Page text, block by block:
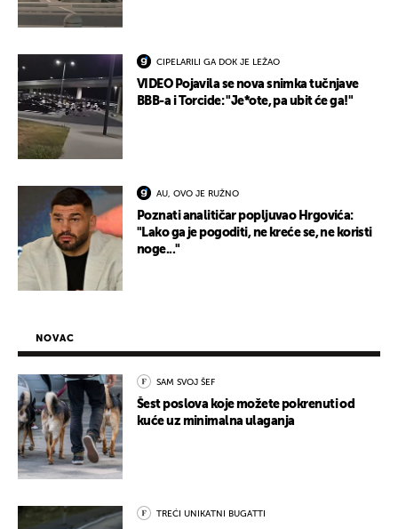
CIPELARILI GA DOK JE LEŽAO
VIDEO Pojavila se nova snimka tučnjave
BBB-a i Torcide: "Je*ote, pa ubit će ga!"
AU, OVO JE RUŽNO
Poznati analitičar popljuvao Hrgovića:
"Lako ga je pogoditi, ne kreće se, ne koristi
noge..."
NOVAC
SAM SVOJ ŠEF
Šest poslova koje možete pokrenuti od
kuće uz minimalna ulaganja
TREĆI UNIKATNI BUGATTI